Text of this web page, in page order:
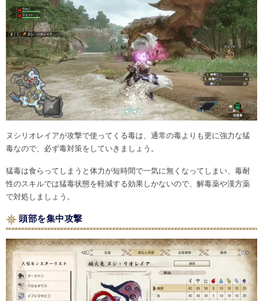
ヌシリオレイアが攻撃で使ってくる毒は、通常の毒よりも更に強力な猛
毒なので、必ず毒対策をしていきましょう。
猛毒は食らってしまうと体力が短時間で一気に無くなってしまい、毒耐
性のスキルでは猛毒状態を軽減する効果しかないので、解毒薬や漢方薬
で対処しましょう。
頭部を集中攻撃